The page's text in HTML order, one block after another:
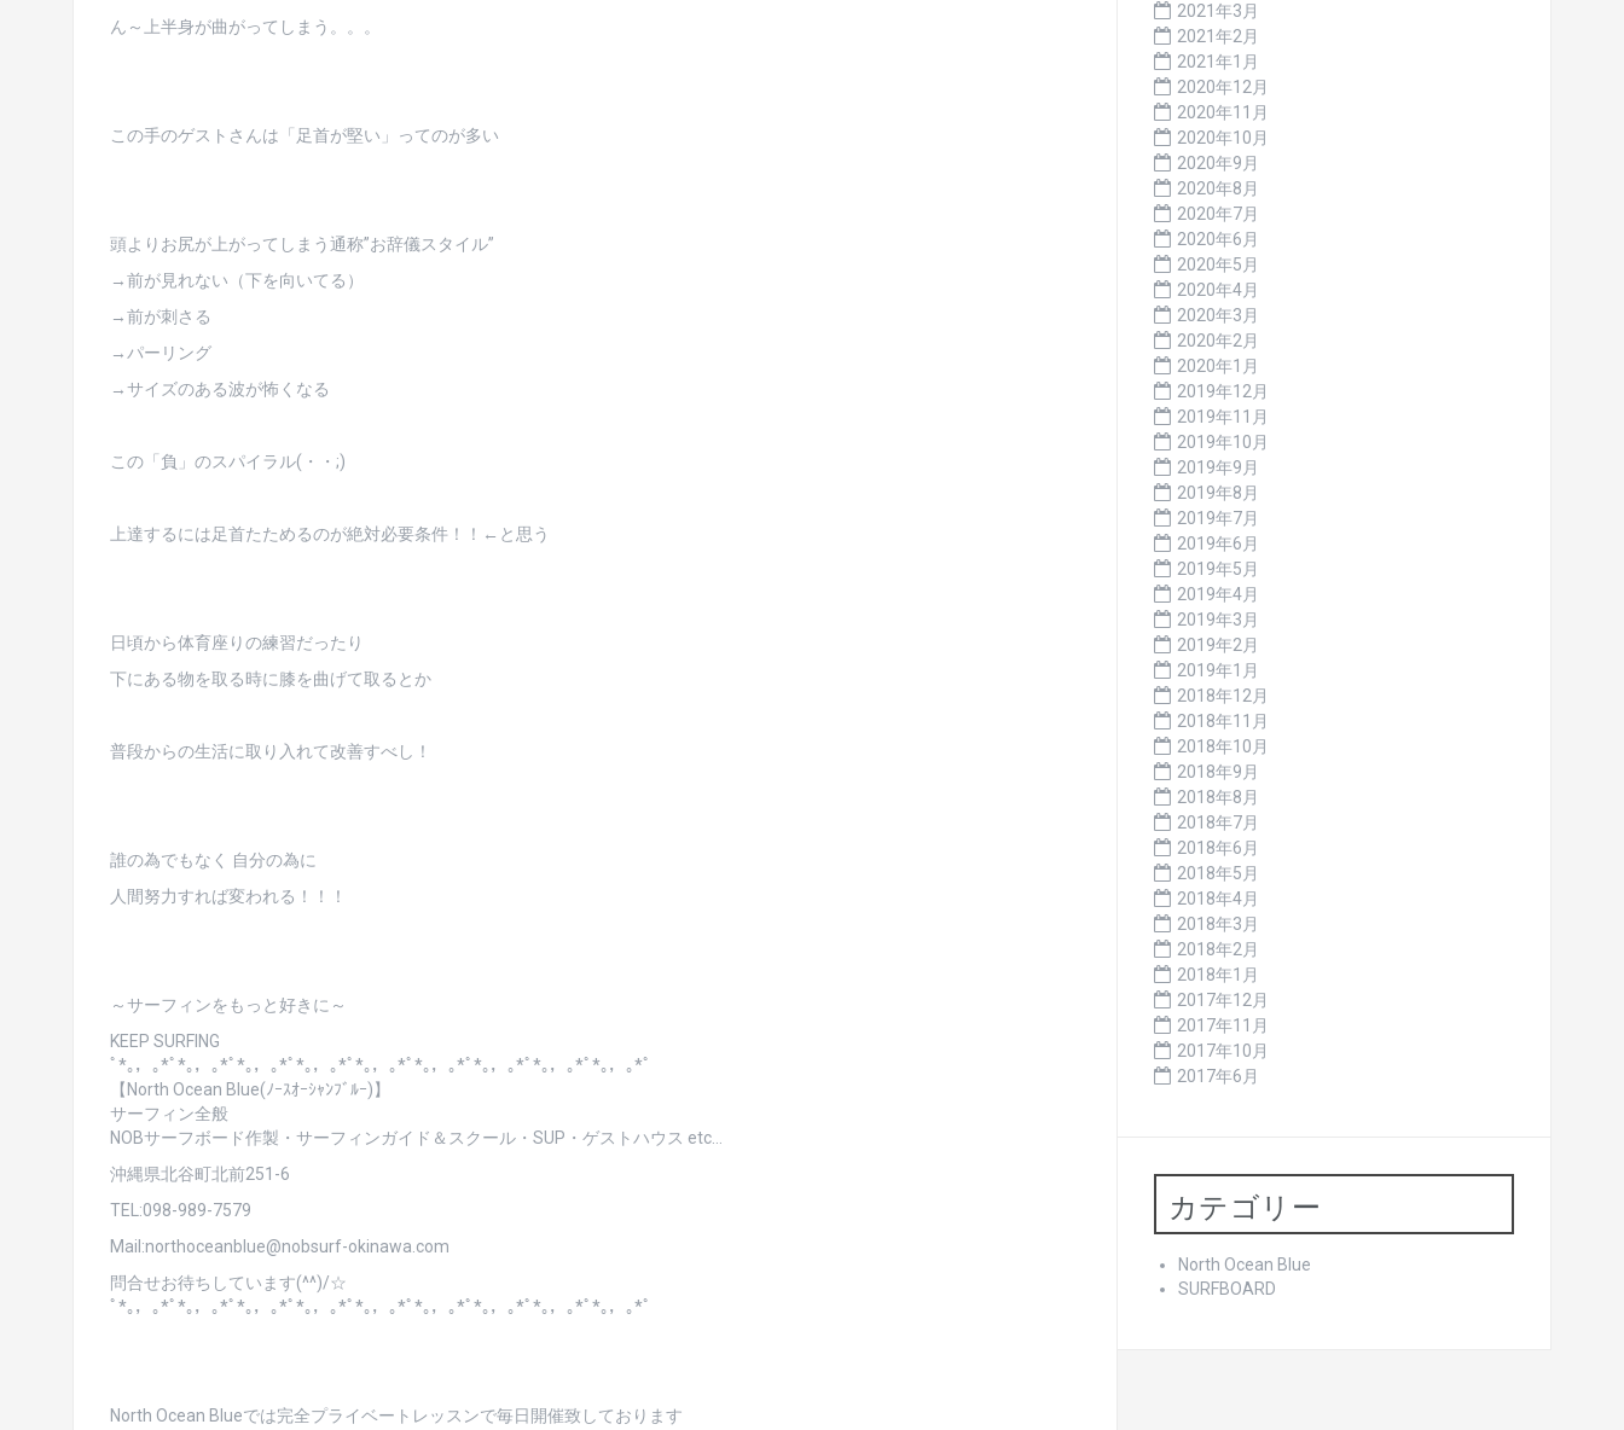
ん～上半身が曲がってしまう。。。
この手のゲストさんは「足首が堅い」ってのが多い
頭よりお尻が上がってしまう通称”お辞儀スタイル”
→前が見れない（下を向いてる）
→前が刺さる
→パーリング
→サイズのある波が怖くなる
この「負」のスパイラル(・・;)
上達するには足首たためるのが絶対必要条件！！←と思う
日頃から体育座りの練習だったり
下にある物を取る時に膝を曲げて取るとか
普段からの生活に取り入れて改善すべし！
誰の為でもなく 自分の為に
人間努力すれば変われる！！！
～サーフィンをもっと好きに～
KEEP SURFING
ﾟ*｡，｡*ﾟ*｡，｡*ﾟ*｡，｡*ﾟ*｡，｡*ﾟ*｡，｡*ﾟ*｡，｡*ﾟ*｡，｡*ﾟ*｡，｡*ﾟ*｡，｡*ﾟ
【North Ocean Blue(ﾉｰｽｵｰｼｬﾝﾌﾞﾙｰ)】
サーフィン全般
NOBサーフボード作製・サーフィンガイド＆スクール・SUP・ゲストハウス etc…
沖縄県北谷町北前251-6
TEL:098-989-7579
Mail:northoceanblue@nobsurf-okinawa.com
問合せお待ちしています(^^)/☆
ﾟ*｡，｡*ﾟ*｡，｡*ﾟ*｡，｡*ﾟ*｡，｡*ﾟ*｡，｡*ﾟ*｡，｡*ﾟ*｡，｡*ﾟ*｡，｡*ﾟ*｡，｡*ﾟ
North Ocean Blueでは完全プライベートレッスンで毎日開催致しております
2021年3月
2021年2月
2021年1月
2020年12月
2020年11月
2020年10月
2020年9月
2020年8月
2020年7月
2020年6月
2020年5月
2020年4月
2020年3月
2020年2月
2020年1月
2019年12月
2019年11月
2019年10月
2019年9月
2019年8月
2019年7月
2019年6月
2019年5月
2019年4月
2019年3月
2019年2月
2019年1月
2018年12月
2018年11月
2018年10月
2018年9月
2018年8月
2018年7月
2018年6月
2018年5月
2018年4月
2018年3月
2018年2月
2018年1月
2017年12月
2017年11月
2017年10月
2017年6月
カテゴリー
North Ocean Blue
SURFBOARD